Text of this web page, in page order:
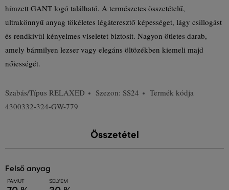
hímzett GANT logó található. A természetes összetételű,
ultrakönnyű anyag tökéletes légáteresztő képességet, lágy csillogást
és rendkívül kényelmes viseletet biztosít. Nagyon ötletes darab,
amely bármilyen lezser vagy elegáns öltözékben kiemeli majd
nőiességét.
Szabás/Típus RELAXED Szezon: SS24
Termék kódja
4300332-324-GW-779
Összetétel
felső anyag
PAMUT SELYEM